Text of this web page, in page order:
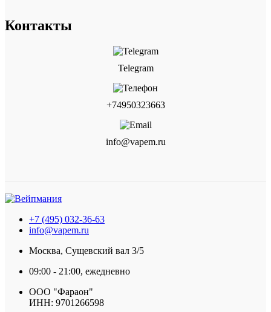
Контакты
Telegram
+74950323663
info@vapem.ru
+7 (495) 032-36-63
info@vapem.ru
Москва, Сущевский вал 3/5
09:00 - 21:00, ежедневно
ООО "Фараон"
ИНН: 9701266598